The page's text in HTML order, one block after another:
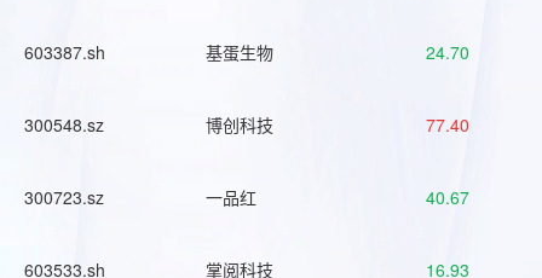
603387.sh 基蛋生物 24.70
300548.sz 博创科技 77.40
300723.sz 一品红 40.67
603533.sh 掌阅科技 16.93